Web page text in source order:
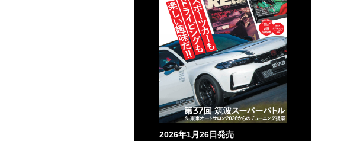
2026年1月26日発売